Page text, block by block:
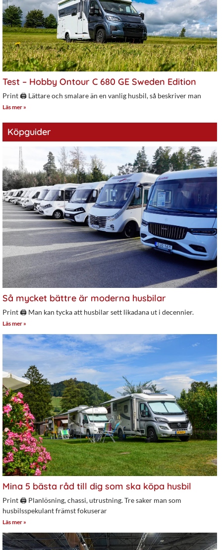
Test – Hobby Ontour C 680 GE Sweden Edition
Print 🖨 Lättare och smalare än en vanlig husbil, så beskriver man
Läs mer »
Köpguider
Så mycket bättre är moderna husbilar
Print 🖨 Man kan tycka att husbilar sett likadana ut i decennier.
Läs mer »
Mina 5 bästa råd till dig som ska köpa husbil
Print 🖨 Planlösning, chassi, utrustning. Tre saker man som
husbilsspekulant främst fokuserar
Läs mer »